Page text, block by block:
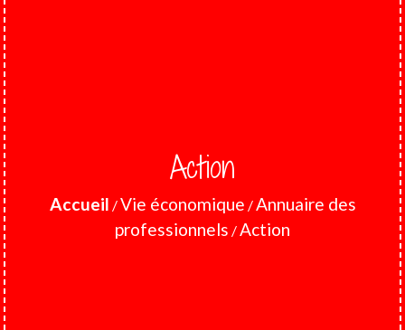
Action
Accueil /Vie économique /Annuaire des
professionnels /Action